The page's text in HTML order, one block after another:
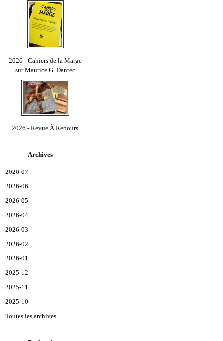
2026 - Cahiers de la Marge
sur Maurice G. Dantec
2026 - Revue À Rebours
Archives
2026-07
2026-06
2026-05
2026-04
2026-03
2026-02
2026-01
2025-12
2025-11
2025-10
Toutes les archives